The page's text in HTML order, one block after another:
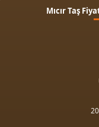
Mıcır Taş